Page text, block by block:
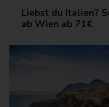
Liebst du Italien?
ab Wien ab 71€